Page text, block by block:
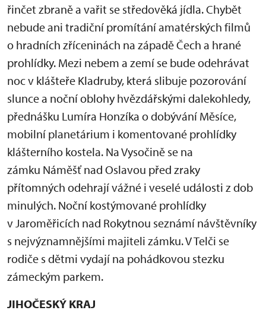
řinčet zbraně a vařit se středověká jídla. Chybět
nebude ani tradiční promítání amatérských filmů
o hradních zříceninách na západě Čech a hrané
prohlídky. Mezi nebem a zemí se bude odehrávat
noc v klášteře Kladruby, která slibuje pozorování
slunce a noční oblohy hvězdářskými dalekohledy,
přednášku Lumíra Honzíka o dobývání Měsíce,
mobilní planetárium i komentované prohlídky
klášterního kostela. Na Vysočině se na
zámku Náměšť nad Oslavou před zraky
přítomných odehrají vážné i veselé události z dob
minulých. Noční kostýmované prohlídky
v Jaroměřicích nad Rokytnou seznámí návštěvníky
s nejvýznamnějšími majiteli zámku. V Telči se
rodiče s dětmi vydají na pohádkovou stezku
zámeckým parkem.
JIHOČESKÝ KRAJ